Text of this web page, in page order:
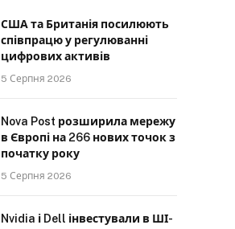
США та Британія посилюють
співпрацю у регулюванні
цифрових активів
5 Серпня 2026
Nova Post розширила мережу
в Європі на 266 нових точок з
початку року
5 Серпня 2026
Nvidia і Dell інвестували в ШІ-